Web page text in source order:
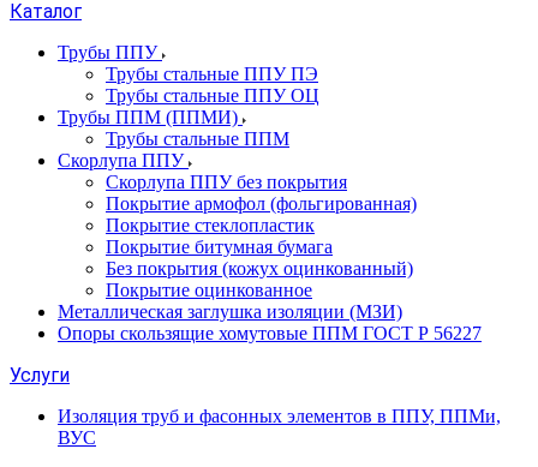
Каталог
Трубы ППУ
Трубы стальные ППУ ПЭ
Трубы стальные ППУ ОЦ
Трубы ППМ (ППМИ)
Трубы стальные ППМ
Скорлупа ППУ
Скорлупа ППУ без покрытия
Покрытие армофол (фольгированная)
Покрытие стеклопластик
Покрытие битумная бумага
Без покрытия (кожух оцинкованный)
Покрытие оцинкованное
Металлическая заглушка изоляции (МЗИ)
Опоры скользящие хомутовые ППМ ГОСТ Р 56227
Услуги
Изоляция труб и фасонных элементов в ППУ, ППМи,
ВУС